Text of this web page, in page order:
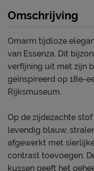
Omschrijving
Omarm tijdloze
van Essenza. Dit
verfijning uit met zijn
geïnspireerd op 18e-
Rijksmuseum.
Op de zijdezachte
levendig blauw,
afgewerkt met
contrast toevoegen.
kussen geeft het